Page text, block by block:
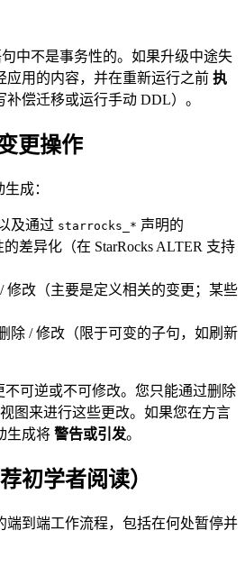
句中不是事务性的。如果升级中途失
应用的内容，并在重新运行之前 执
补偿迁移或运行手动 DDL）。
更操作
成：
及通过 starrocks_* 声明的
的差异化（在 StarRocks ALTER 支持
修改（主要是定义相关的变更；某些
除 / 修改（限于可变的子句，如刷新
不可逆或不可修改。您只能通过删除
图来进行这些更改。如果您在方言
生成将 警告或引发。
初学者阅读）
端到端工作流程，包括在何处暂停并